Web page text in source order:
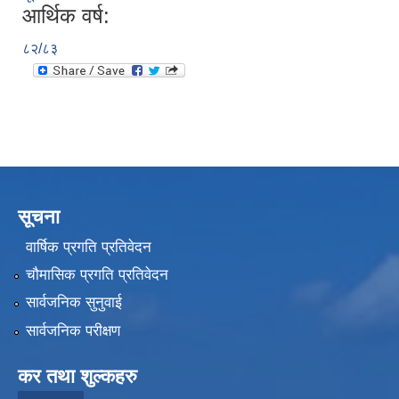
आर्थिक वर्ष:
८२/८३
सूचना
वार्षिक प्रगति प्रतिवेदन
चौमासिक प्रगति प्रतिवेदन
सार्वजनिक सुनुवाई
सार्वजनिक परीक्षण
कर तथा शुल्कहरु